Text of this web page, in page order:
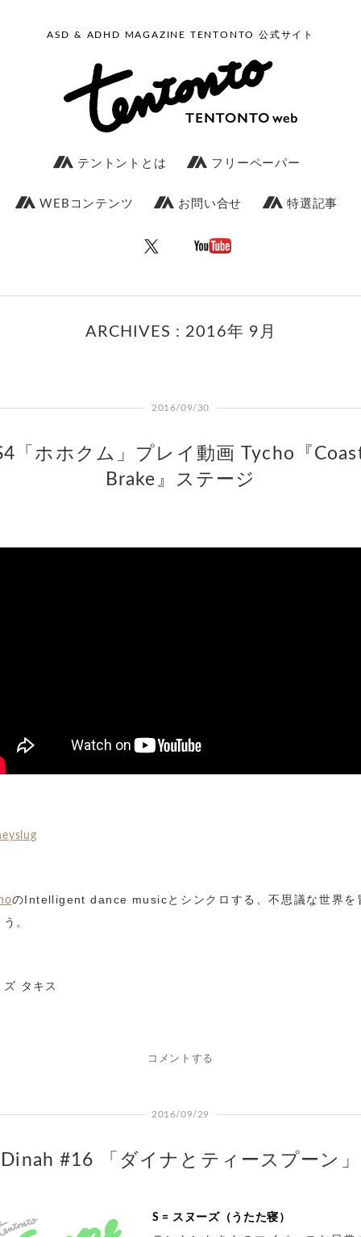
ASD & ADHD MAGAZINE TENTONTO 公式サイト
テントントとは フリーペーパー
WEBコンテンツ お問い合せ 特選記事
ARCHIVES : 2016年 9月
2016/09/30
「ホホクム」プレイ動画 Tycho『
Brake』ステージ
のIntelligent dance musicとシンクロする、不思議な世界を
。
ズ タキス
コメントする
2016/09/29
Dinah #16 「ダイナとティースプーン」
S = スヌーズ（うたた寝）